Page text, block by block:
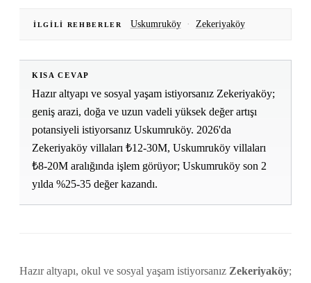
İLGILI REHBERLER Uskumruköy · Zekeriyaköy
KISA CEVAP
Hazır altyapı ve sosyal yaşam istiyorsanız Zekeriyaköy;
geniş arazi, doğa ve uzun vadeli yüksek değer artışı
potansiyeli istiyorsanız Uskumruköy. 2026'da
Zekeriyaköy villaları ₺12-30M, Uskumruköy villaları
₺8-20M aralığında işlem görüyor; Uskumruköy son 2
yılda %25-35 değer kazandı.
Hazır altyapı, okul ve sosyal yaşam istiyorsanız Zekeriyaköy;